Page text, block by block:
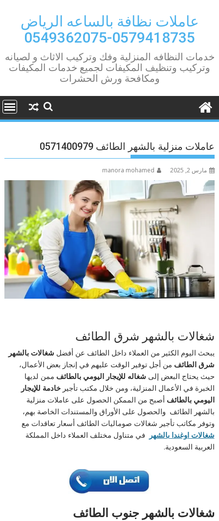
contentعاملات نظافة بالساعه الرياض
0579418735-0549362075
خدمات النظافه المنزلية وفك وتركيب الاثاث و لصيانه
وتركيب وتنظيف المكيفات لجميع خدمات المكيفات
ومكافحة ورش الحشرات
عاملات منزلية بالشهر الطائف 0571400979
مارس 2, 2025 manora mohamed
شغالات بالشهر شرق الطائف
يبحث اليوم الكثير من العملاء داخل الطائف عن أفضل شغالات بالشهر
شرق الطائف من أجل توفير الوقت عليهم في إنجاز بعض الأعمال،
حيث يحتاج البعض إلى شغاله للإيجار اليومي بالطائف ممن لديها
الخبرة في الأعمال المنزلية، ومن خلال مكتب تأجيرخادمة للإيجار
اليومي بالطائفأصبح من الممكن الحصول على عاملات منزلية
بالشهر الطائف والحصول على الأوراق والمستندات الخاصة بهم،
وتوفر مكاتب تأجير شغالات صوماليات الطائف أسعار تعاقدات مع
شغالات اوغندا بالشهر
في متناول مختلف العملاء داخل المملكة
العربية السعودية.
شغالات بالشهر جنوب الطائف